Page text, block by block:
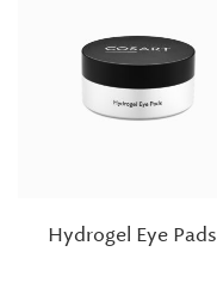
Hydrogel Eye Pads